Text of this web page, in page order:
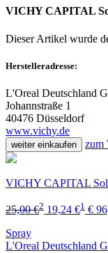
VICHY CAPITAL
Dieser Artikel wurde
Herstelleradresse:
L'Oreal Deutschland
Johannstraße 1
40476 Düsseldorf
www.vichy.de
weiter einkaufen zum
VICHY CAPITAL
25,00 €2 19,24 €1 €
Spray
L'Oreal Deutschland